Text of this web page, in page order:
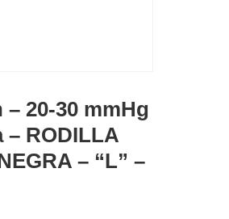
– 20-30 mmHg
– RODILLA
– “L” –